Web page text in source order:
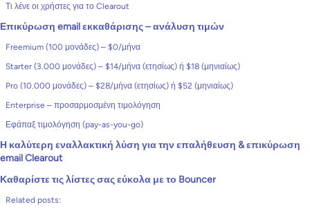
Τι λένε οι χρήστες για το Clearout
Επικύρωση email εκκαθάρισης – ανάλυση τιμών
Freemium (100 μονάδες) – $0/μήνα
Starter (3.000 μονάδες) – $14/μήνα (ετησίως) ή $18 (μηνιαίως)
Pro (10.000 μονάδες) – $28/μήνα (ετησίως) ή $52 (μηνιαίως)
Enterprise – προσαρμοσμένη τιμολόγηση
Εφάπαξ τιμολόγηση (pay-as-you-go)
Η καλύτερη εναλλακτική λύση για την επαλήθευση & επικύρωση
email Clearout
Καθαρίστε τις λίστες σας εύκολα με το Bouncer
Related posts: